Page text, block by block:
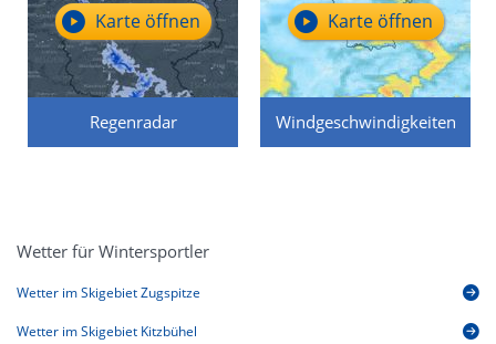
Regenradar
Karte öffnen
Windgeschwindigkeiten
Karte öffnen
Wetter für Wintersportler
Wetter im Skigebiet Zugspitze
Wetter im Skigebiet Kitzbühel